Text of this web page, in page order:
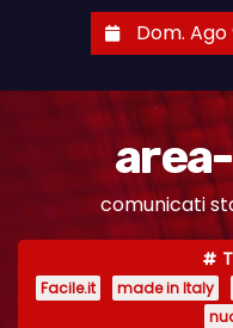
Dom.
comunicati
Facile.it made in Italy